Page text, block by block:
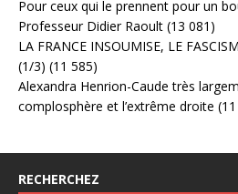
Pour ceux qui le prennent pour un
Professeur Didier Raoult (13 081)
LA FRANCE INSOUMISE, LE
(1/3) (11 585)
Alexandra Henrion-Caude très
complosphère et l’extrême droite
RECHERCHEZ